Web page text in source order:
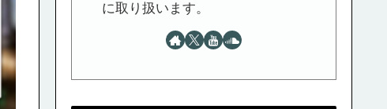
に取り扱います。